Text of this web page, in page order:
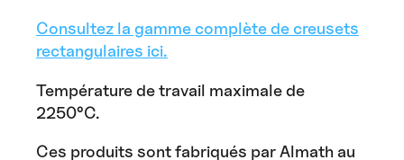
Consultez la gamme complète de creusets
rectangulaires ici.
Température de travail maximale de
2250°C.
Ces produits sont fabriqués par Almath au